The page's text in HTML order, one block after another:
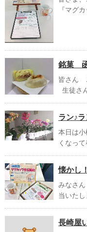
『マグ
銘菓
皆さん
生徒さ
ラン♪
本日は
くなっ
懐かし！
みなさ
当いた
長崎屋